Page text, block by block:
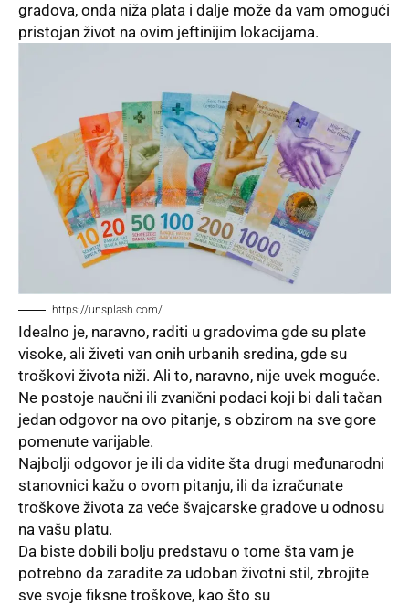
gradova, onda niža plata i dalje može da vam omogući
pristojan život na ovim jeftinijim lokacijama.
https://unsplash.com/
Idealno je, naravno, raditi u gradovima gde su plate
visoke, ali živeti van onih urbanih sredina, gde su
troškovi života niži. Ali to, naravno, nije uvek moguće.
Ne postoje naučni ili zvanični podaci koji bi dali tačan
jedan odgovor na ovo pitanje, s obzirom na sve gore
pomenute varijable.
Najbolji odgovor je ili da vidite šta drugi međunarodni
stanovnici kažu o ovom pitanju, ili da izračunate
troškove života za veće švajcarske gradove u odnosu
na vašu platu.
Da biste dobili bolju predstavu o tome šta vam je
potrebno da zaradite za udoban životni stil, zbrojite
sve svoje fiksne troškove, kao što su